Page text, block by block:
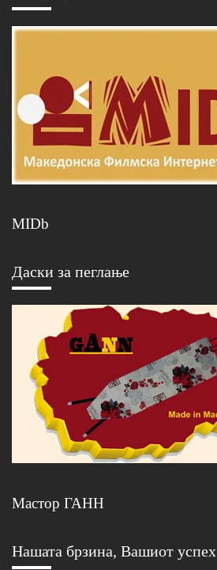
MIDb
Даски за пеглање
Мастор ГАНН
Нашата брзина, Вашиот успех